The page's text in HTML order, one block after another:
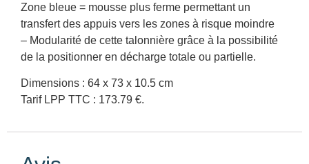
Zone bleue = mousse plus ferme permettant un
transfert des appuis vers les zones à risque moindre
– Modularité de cette talonnière grâce à la possibilité
de la positionner en décharge totale ou partielle.
Dimensions : 64 x 73 x 10.5 cm
Tarif LPP TTC : 173.79 €.